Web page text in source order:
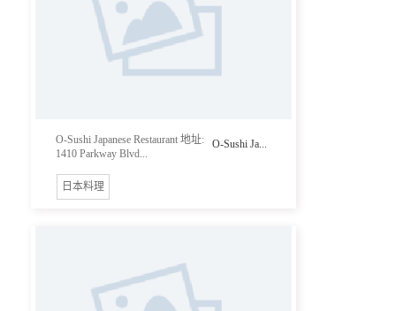
O-Sushi Ja...
O-Sushi Japanese Restaurant 地址:
1410 Parkway Blvd...
日本料理